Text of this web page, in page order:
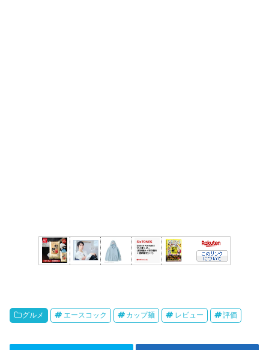
グルメ エースコック カップ麺 レビュー 評価